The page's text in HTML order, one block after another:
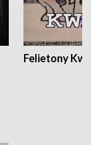
Felietony